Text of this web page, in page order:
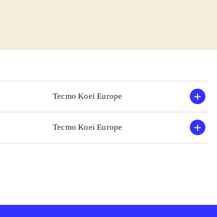
er dog
længden, men
typisk asiatisk
Tecmo Koei Europe
Tecmo Koei Europe